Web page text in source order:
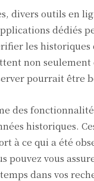
divers outils en
dédiés
les
non
pourrait être
des
historiques.
à ce qui a été
pouvez vous
dans vos